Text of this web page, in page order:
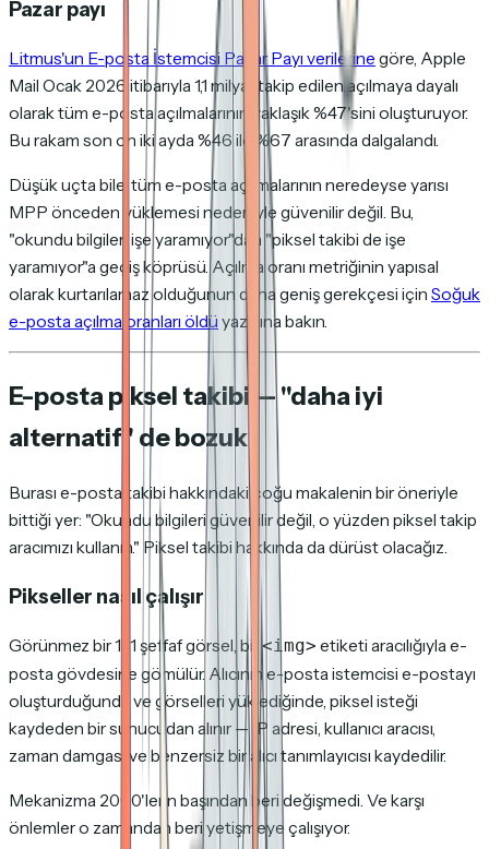
Pazar payı
Litmus'un E-posta İstemcisi Pazar Payı verilerine göre, Apple
Mail Ocak 2026 itibarıyla 1,1 milyar takip edilen açılmaya dayalı
olarak tüm e-posta açılmalarının yaklaşık %47'sini oluşturuyor.
Bu rakam son on iki ayda %46 ile %67 arasında dalgalandı.
Düşük uçta bile, tüm e-posta açılmalarının neredeyse yarısı
MPP önceden yüklemesi nedeniyle güvenilir değil. Bu,
"okundu bilgileri işe yaramıyor"dan "piksel takibi de işe
yaramıyor"a geçiş köprüsü. Açılma oranı metriğinin yapısal
olarak kurtarılamaz olduğunun daha geniş gerekçesi için Soğuk
e-posta açılma oranları öldü yazısına bakın.
E-posta piksel takibi — "daha iyi
alternatif" de bozuk
Burası e-posta takibi hakkındaki çoğu makalenin bir öneriyle
bittiği yer: "Okundu bilgileri güvenilir değil, o yüzden piksel takip
aracımızı kullanın." Piksel takibi hakkında da dürüst olacağız.
Pikseller nasıl çalışır
Görünmez bir 1×1 şeffaf görsel, bir <img> etiketi aracılığıyla e-
posta gövdesine gömülür. Alıcının e-posta istemcisi e-postayı
oluşturduğunda ve görselleri yüklediğinde, piksel isteği
kaydeden bir sunucudan alınır — IP adresi, kullanıcı aracısı,
zaman damgası ve benzersiz bir alıcı tanımlayıcısı kaydedilir.
Mekanizma 2000'lerin başından beri değişmedi. Ve karşı
önlemler o zamandan beri yetişmeye çalışıyor.